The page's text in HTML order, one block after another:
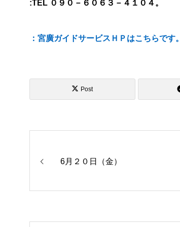
:TEL ０９０－６０６３－４１０４。
：宮廣ガイドサービスＨＰはこちらです。
Post
6月２０日（金）